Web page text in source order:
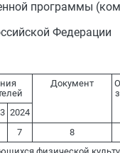
программы
Федерации
Документ
2024
7 8